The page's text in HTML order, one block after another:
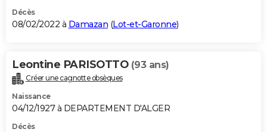
Décès
08/02/2022 à Damazan (Lot-et-Garonne)
Leontine PARISOTTO (93 ans)
Créer une cagnotte obsèques
Naissance
04/12/1927 à DEPARTEMENT D'ALGER
Décès